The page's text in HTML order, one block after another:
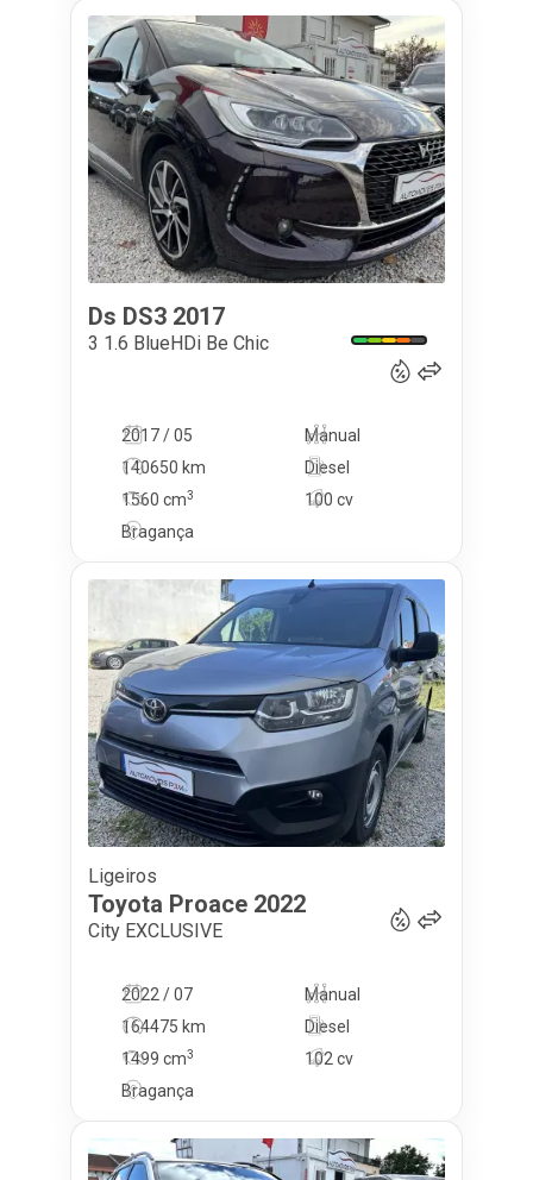
Ds DS3 2017
3 1.6 BlueHDi Be Chic
2017 / 05
Manual
140650 km
100 cv
Diesel
1560 cm3
Bragança
Ligeiros
Toyota Proace 2022
City EXCLUSIVE
2022 / 07
Manual
164475 km
102 cv
Diesel
1499 cm3
Bragança